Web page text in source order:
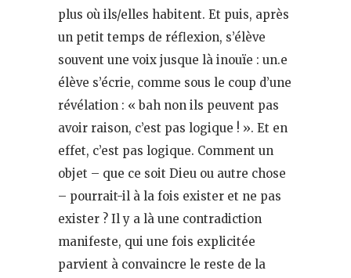
plus où ils/elles habitent. Et puis, après
un petit temps de réflexion, s’élève
souvent une voix jusque là inouïe : un.e
élève s’écrie, comme sous le coup d’une
révélation : « bah non ils peuvent pas
avoir raison, c’est pas logique ! ». Et en
effet, c’est pas logique. Comment un
objet – que ce soit Dieu ou autre chose
– pourrait-il à la fois exister et ne pas
exister ? Il y a là une contradiction
manifeste, qui une fois explicitée
parvient à convaincre le reste de la